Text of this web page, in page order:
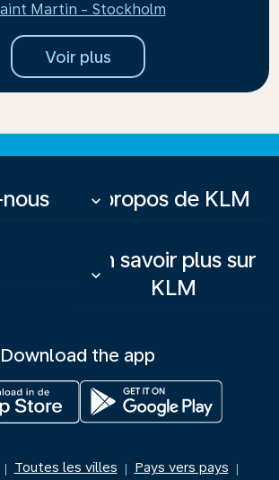
Martin - Stockholm
Voir plus
À propos de KLM
keyboard_arrow_down
En savoir plus sur
KLM
keyboard_arrow_down
Download the app
| Toutes les villes | Pays vers pays |